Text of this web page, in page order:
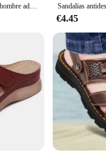
Sandalias de cuero para hombre adulto, zapatos de marca originales, sandalias para exteriores, Sandalias cómodas de tendencia, 2024
€4.45